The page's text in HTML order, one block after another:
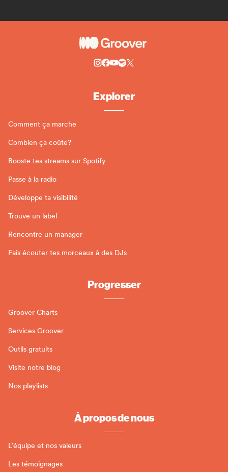
Explorer
Comment ça marche
Combien ça coûte?
Booste tes streams sur Spotify
Passe à la radio
Développe ta visibilité
Trouve un label
Rencontre un manager
Fais écouter tes morceaux à des DJs
Progresser
Groover Charts
Services Groover
Outils gratuits
Visite notre blog
Nos playlists
À propos de nous
L’équipe et nos valeurs
Les témoignages